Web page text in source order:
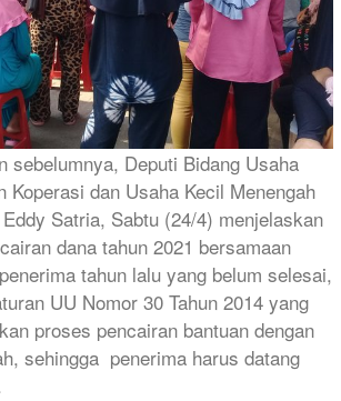
sebelumnya, Deputi Bidang Usaha
Koperasi dan Usaha Kecil Menengah
Satria, Sabtu (24/4) menjelaskan
dana tahun 2021 bersamaan
tahun lalu yang belum selesai,
UU Nomor 30 Tahun 2014 yang
proses pencairan bantuan dengan
sehingga penerima harus datang